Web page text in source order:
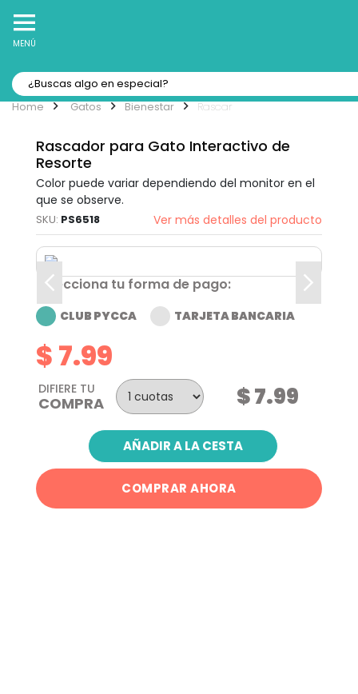
MENÚ
Gatos Bienestar Rascar
Rascador para Gato Interactivo de
Resorte
Color puede variar dependiendo del monitor en el
que se observe.
PS6518 Ver más detalles del producto
Selecciona tu forma de pago:
CLUB PYCCA TARJETA BANCARIA
$ 7.99
DIFIERE TU
COMPRA $ 7.99
AÑADIR A LA CESTA
COMPRAR